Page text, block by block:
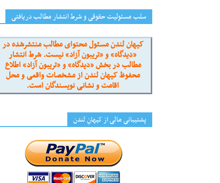
سلب مسئولیت حقوقی و شرط انتشار مطالب دریافتی
کیهان لندن مسئول محتوای مطالب منتشرشده در
«دیدگاه» و «تریبون آزاد» نیست. شرط انتشار
مطالب در بخش «دیدگاه» و «تریبون آزاد» اطلاع
محفوظ کیهان لندن از مشخصات واقعی و محل
اقامت و نشانی نویسندگان است.
پشتیبانی مالی از کیهانِ لندن